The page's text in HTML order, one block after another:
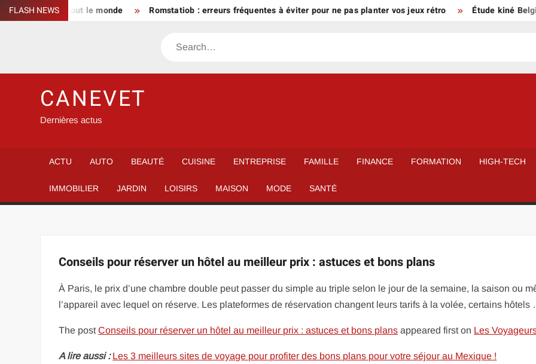
Skip
to
FLASH NEWS
robe qui va à tout le monde Romstatiob : erreurs fréquentes à éviter pour ne pas planter vos jeux rétro Étude kiné
Search
CANEVET
Dernières actus
ACTU AUTO BEAUTÉ CUISINE ENTREPRISE FAMILLE FINANCE FORMATION HIGH-TECH
IMMOBILIER JARDIN LOISIRS MAISON MODE SANTÉ
Conseils pour réserver un hôtel au meilleur prix : astuces et bons plans
À Paris, le prix d’une chambre double peut passer du simple au triple selon le jour de la semaine, la saison ou
l’appareil avec lequel on réserve. Les plateformes de réservation changent leurs tarifs à la volée, certains hôtels
The postConseils pour réserver un hôtel au meilleur prix : astuces et bons plans appeared first on Les
A lire aussi : Les 3 meilleurs sites de voyage pour profiter des bons plans pour votre séjour au Mexique !